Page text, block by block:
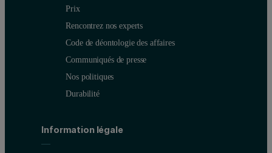
Prix
Rencontrez nos experts
Code de déontologie des affaires
Communiqués de presse
Nos politiques
Durabilité
Information légale